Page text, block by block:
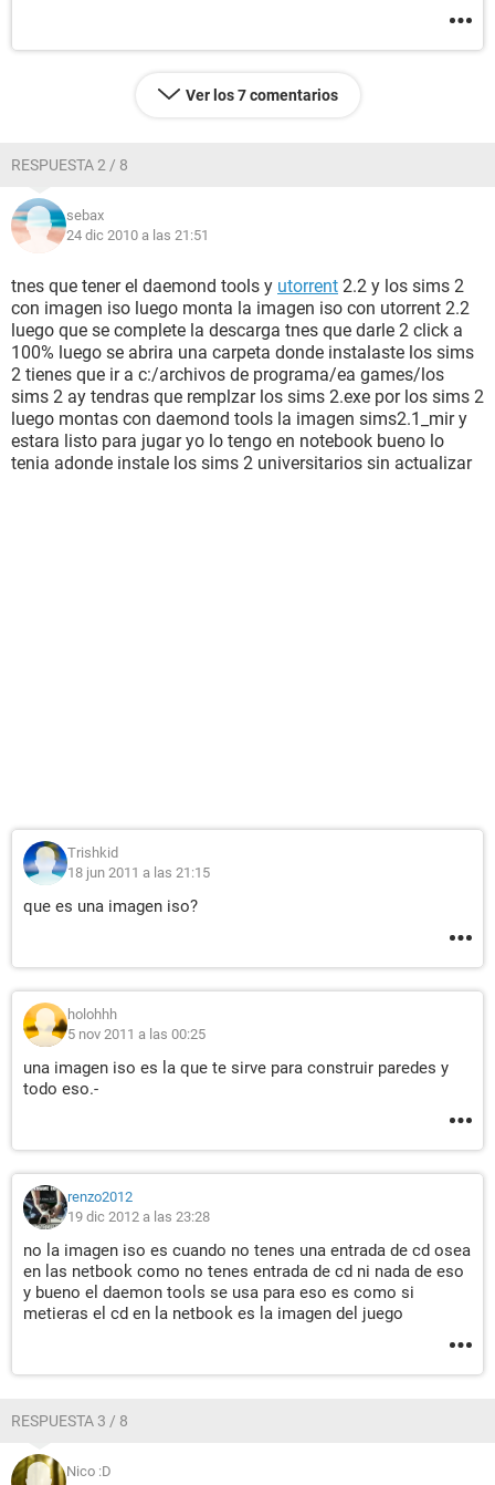
Ver los 7 comentarios
RESPUESTA 2 / 8
sebax
24 dic 2010 a las 21:51
tnes que tener el daemond tools y utorrent 2.2 y los sims 2
con imagen iso luego monta la imagen iso con utorrent 2.2
luego que se complete la descarga tnes que darle 2 click a
100% luego se abrira una carpeta donde instalaste los sims
2 tienes que ir a c:/archivos de programa/ea games/los
sims 2 ay tendras que remplzar los sims 2.exe por los sims 2
luego montas con daemond tools la imagen sims2.1_mir y
estara listo para jugar yo lo tengo en notebook bueno lo
tenia adonde instale los sims 2 universitarios sin actualizar
Trishkid
18 jun 2011 a las 21:15
que es una imagen iso?
holohhh
5 nov 2011 a las 00:25
una imagen iso es la que te sirve para construir paredes y
todo eso.-
renzo2012
19 dic 2012 a las 23:28
no la imagen iso es cuando no tenes una entrada de cd osea
en las netbook como no tenes entrada de cd ni nada de eso
y bueno el daemon tools se usa para eso es como si
metieras el cd en la netbook es la imagen del juego
RESPUESTA 3 / 8
Nico :D